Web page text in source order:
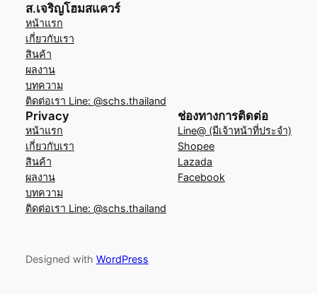
ส.เจริญโฮมสแควร์
หน้าแรก
เกี่ยวกับเรา
สินค้า
ผลงาน
บทความ
ติดต่อเรา Line: @schs.thailand
Privacy
หน้าแรก
เกี่ยวกับเรา
สินค้า
ผลงาน
บทความ
ติดต่อเรา Line: @schs.thailand
ช่องทางการติดต่อ
Line@ (มีเจ้าหน้าที่ประจำ)
Shopee
Lazada
Facebook
Designed with WordPress